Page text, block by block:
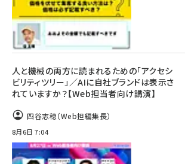
人と機械の両方に読まれるための「アクセシ
ビリティツリー」／AIに自社ブランドは表示さ
れていますか？【Web担当者向け講演】
四谷志穂（Web担編集長）
8月6日 7:04